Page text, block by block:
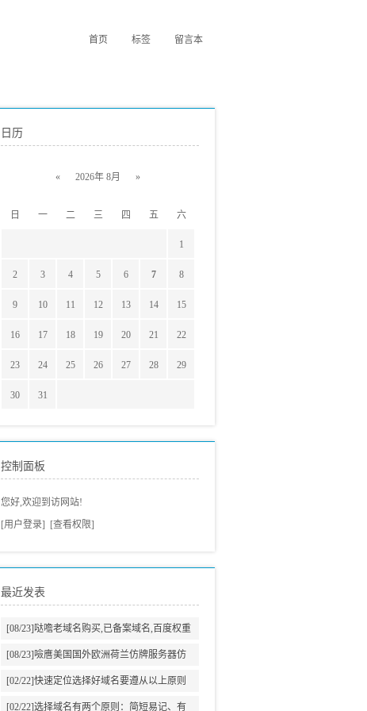
首页 标签 留言本
日历
« 2026年 8月 »
日 一 二 三 四 五 六
1
2 3 4 5 6 7 8
9 10 11 12 13 14 15
16 17 18 19 20 21 22
23 24 25 26 27 28 29
30 31
控制面板
您好,欢迎到访网站!
[用户登录]
[查看权限]
最近发表
[08/23] 哒噡老域名购买,已备案域名,百度权重
域名老域名交易老域名出售,高pr域名,百度搜
狗收录域名,外链反链域名
[08/23] 噞噟美国国外欧洲荷兰仿牌服务器仿
牌vps推荐仿牌空间主机,外贸抗投诉服务器,
免投诉vps,防投诉主机空间
[02/22]快速定位选择好域名要遵从以上原则
[02/22]选择域名有两个原则：简短易记、有